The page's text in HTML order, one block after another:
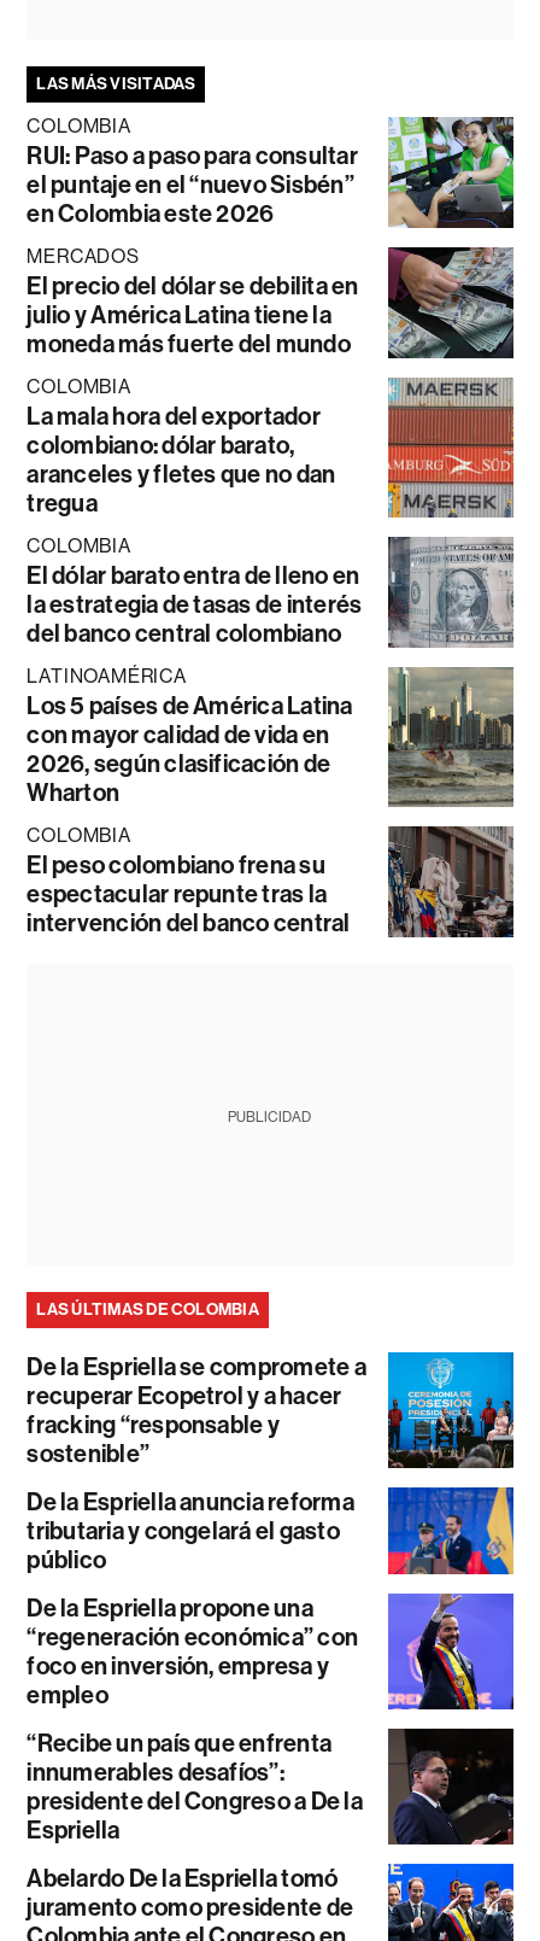
LAS MÁS VISITADAS
COLOMBIA
RUI: Paso a paso para consultar
el puntaje en el “nuevo Sisbén”
en Colombia este 2026
MERCADOS
El precio del dólar se debilita en
julio y América Latina tiene la
moneda más fuerte del mundo
COLOMBIA
La mala hora del exportador
colombiano: dólar barato,
aranceles y fletes que no dan
tregua
COLOMBIA
El dólar barato entra de lleno en
la estrategia de tasas de interés
del banco central colombiano
LATINOAMÉRICA
Los 5 países de América Latina
con mayor calidad de vida en
2026, según clasificación de
Wharton
COLOMBIA
El peso colombiano frena su
espectacular repunte tras la
intervención del banco central
PUBLICIDAD
LAS ÚLTIMAS DE COLOMBIA
De la Espriella se compromete a
recuperar Ecopetrol y a hacer
fracking “responsable y
sostenible”
De la Espriella anuncia reforma
tributaria y congelará el gasto
público
De la Espriella propone una
“regeneración económica” con
foco en inversión, empresa y
empleo
“Recibe un país que enfrenta
innumerables desafíos”:
presidente del Congreso a De la
Espriella
Abelardo De la Espriella tomó
juramento como presidente de